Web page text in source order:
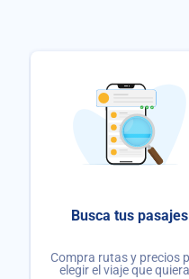
Busca tus pasajes
Compra rutas y precios
elegir el viaje que